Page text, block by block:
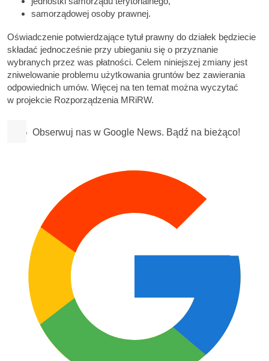
samorządowej osoby prawnej.
Oświadczenie potwierdzające tytuł prawny do działek będziecie
składać jednocześnie przy ubieganiu się o przyznanie
wybranych przez was płatności. Celem niniejszej zmiany jest
zniwelowanie problemu użytkowania gruntów bez zawierania
odpowiednich umów. Więcej na ten temat można wyczytać
w projekcie Rozporządzenia MRiRW.
Obserwuj nas w Google News. Bądź na bieżąco!